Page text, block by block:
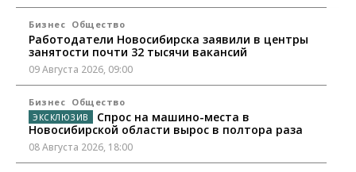
Бизнес Общество
Работодатели Новосибирска заявили в центры
занятости почти 32 тысячи вакансий
09 Августа 2026, 09:00
Бизнес Общество
Спрос на машино-места в
Новосибирской области вырос в полтора раза
08 Августа 2026, 18:00